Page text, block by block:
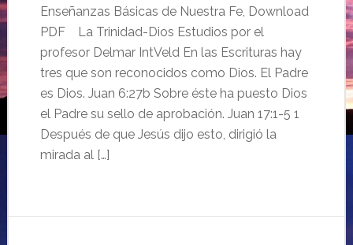
Enseñanzas Básicas de Nuestra Fe, Download
PDF La Trinidad-Dios Estudios por el
profesor Delmar IntVeld En las Escrituras hay
tres que son reconocidos como Dios. El Padre
es Dios. Juan 6:27b Sobre éste ha puesto Dios
el Padre su sello de aprobación. Juan 17:1-5 1
Después de que Jesús dijo esto, dirigió la
mirada al […]